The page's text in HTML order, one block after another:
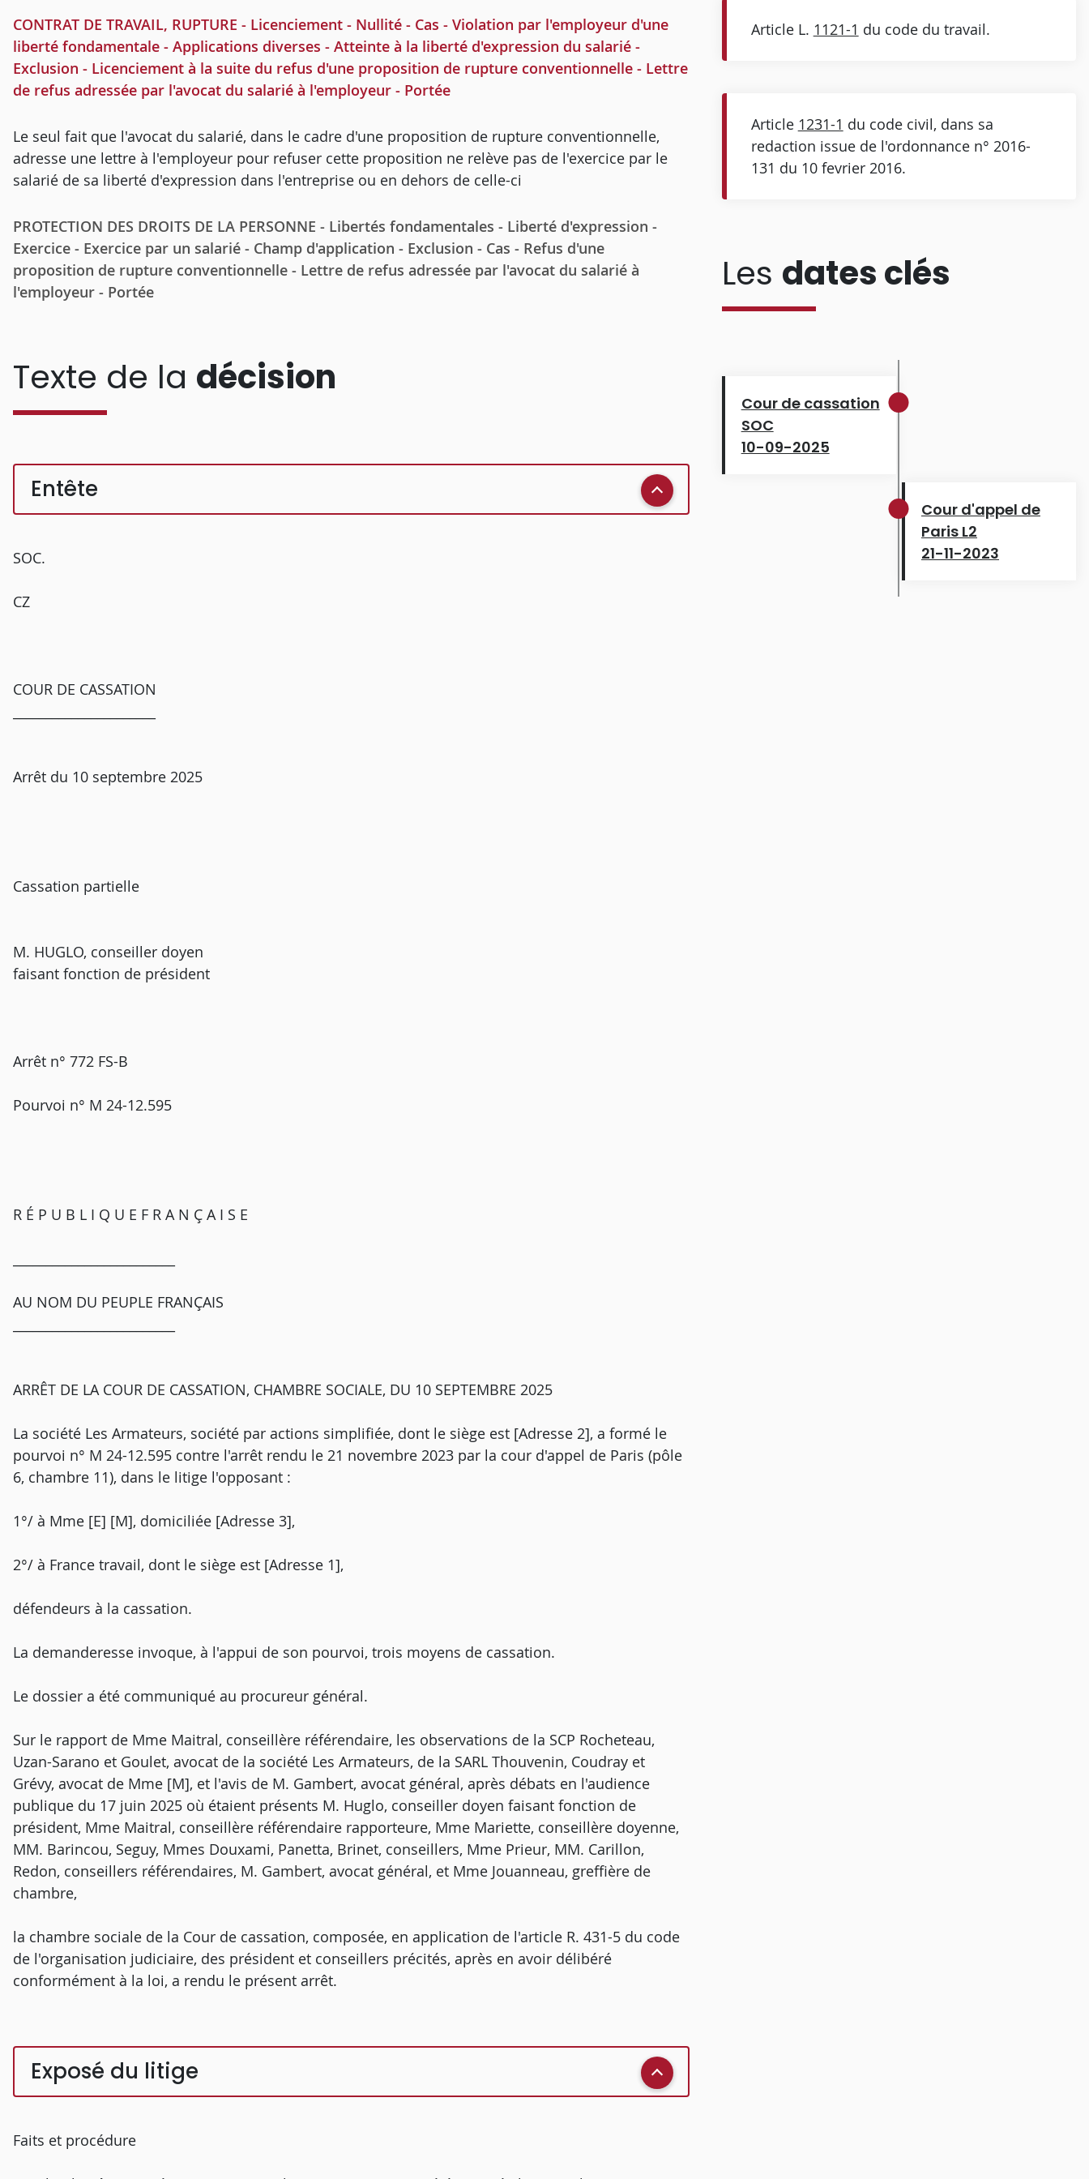
CONTRAT DE TRAVAIL, RUPTURE - Licenciement - Nullité - Cas - Violation par l'employeur d'une
liberté fondamentale - Applications diverses - Atteinte à la liberté d'expression du salarié -
Exclusion - Licenciement à la suite du refus d'une proposition de rupture conventionnelle - Lettre
de refus adressée par l'avocat du salarié à l'employeur - Portée
Le seul fait que l'avocat du salarié, dans le cadre d'une proposition de rupture conventionnelle,
adresse une lettre à l'employeur pour refuser cette proposition ne relève pas de l'exercice par le
salarié de sa liberté d'expression dans l'entreprise ou en dehors de celle-ci
PROTECTION DES DROITS DE LA PERSONNE - Libertés fondamentales - Liberté d'expression -
Exercice - Exercice par un salarié - Champ d'application - Exclusion - Cas - Refus d'une
proposition de rupture conventionnelle - Lettre de refus adressée par l'avocat du salarié à
l'employeur - Portée
Texte de la décision
Entête
SOC.
CZ
COUR DE CASSATION
Arrêt du 10 septembre 2025
Cassation partielle
M. HUGLO, conseiller doyen
faisant fonction de président
Arrêt n° 772 FS-B
Pourvoi n° M 24-12.595
R É P U B L I Q U E F R A N Ç A I S E
AU NOM DU PEUPLE FRANÇAIS
ARRÊT DE LA COUR DE CASSATION, CHAMBRE SOCIALE, DU 10 SEPTEMBRE 2025
La société Les Armateurs, société par actions simplifiée, dont le siège est [Adresse 2], a formé le
pourvoi n° M 24-12.595 contre l'arrêt rendu le 21 novembre 2023 par la cour d'appel de Paris (pôle
6, chambre 11), dans le litige l'opposant :
1°/ à Mme [E] [M], domiciliée [Adresse 3],
2°/ à France travail, dont le siège est [Adresse 1],
défendeurs à la cassation.
La demanderesse invoque, à l'appui de son pourvoi, trois moyens de cassation.
Le dossier a été communiqué au procureur général.
Sur le rapport de Mme Maitral, conseillère référendaire, les observations de la SCP Rocheteau,
Uzan-Sarano et Goulet, avocat de la société Les Armateurs, de la SARL Thouvenin, Coudray et
Grévy, avocat de Mme [M], et l'avis de M. Gambert, avocat général, après débats en l'audience
publique du 17 juin 2025 où étaient présents M. Huglo, conseiller doyen faisant fonction de
président, Mme Maitral, conseillère référendaire rapporteure, Mme Mariette, conseillère doyenne,
MM. Barincou, Seguy, Mmes Douxami, Panetta, Brinet, conseillers, Mme Prieur, MM. Carillon,
Redon, conseillers référendaires, M. Gambert, avocat général, et Mme Jouanneau, greffière de
chambre,
la chambre sociale de la Cour de cassation, composée, en application de l'article R. 431-5 du code
de l'organisation judiciaire, des président et conseillers précités, après en avoir délibéré
conformément à la loi, a rendu le présent arrêt.
Exposé du litige
Faits et procédure
Article L. 1121-1 du code du travail.
Article 1231-1 du code civil, dans sa
redaction issue de l'ordonnance n° 2016-
131 du 10 fevrier 2016.
Les dates clés
Cour de cassation
SOC
10-09-2025
Cour d'appel de
Paris L2
21-11-2023